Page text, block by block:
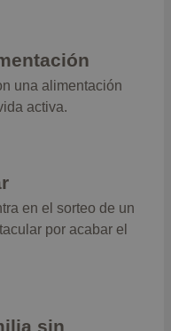
una alimentación
activa.
en el sorteo de un
por acabar el
sin